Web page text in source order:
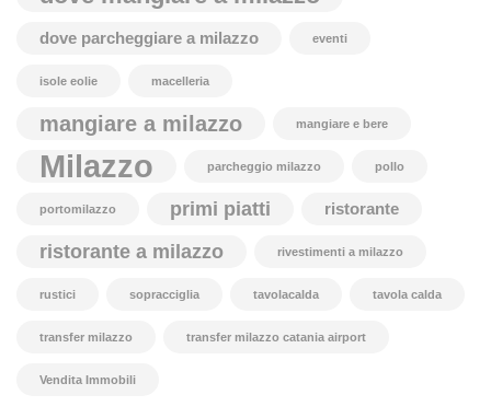
dove parcheggiare a milazzo eventi
isole eolie macelleria
mangiare a milazzo mangiare e bere
Milazzo parcheggio milazzo pollo
portomilazzo primi piatti ristorante
ristorante a milazzo rivestimenti a milazzo
rustici sopracciglia tavolacalda tavola calda
transfer milazzo transfer milazzo catania airport
Vendita Immobili